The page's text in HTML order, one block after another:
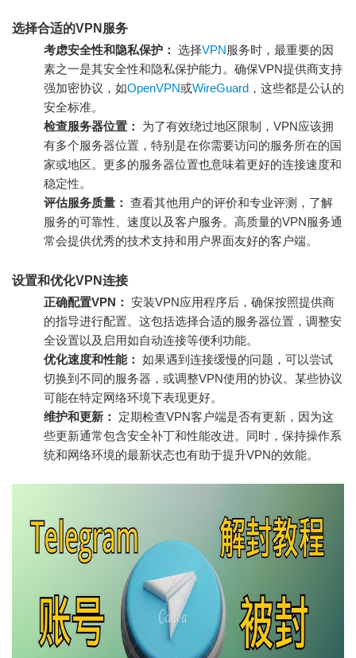
选择合适的VPN服务
考虑安全性和隐私保护： 选择VPN服务时，最重要的因
素之一是其安全性和隐私保护能力。确保VPN提供商支持
强加密协议，如OpenVPN或WireGuard ，这些都是公认的
安全标准。
检查服务器位置：
为了有效绕过地区限制，VPN应该拥
有多个服务器位置，特别是在你需要访问的服务所在的国
家或地区。更多的服务器位置也意味着更好的连接速度和
稳定性。
评估服务质量： 查看其他用户的评价和专业评测，了解
服务的可靠性、速度以及客户服务。高质量的VPN服务通
常会提供优秀的技术支持和用户界面友好的客户端。
设置和优化VPN连接
正确配置VPN： 安装VPN应用程序后，确保按照提供商
的指导进行配置。这包括选择合适的服务器位置，调整安
全设置以及启用如自动连接等便利功能。
优化速度和性能： 如果遇到连接缓慢的问题，可以尝试
切换到不同的服务器，或调整VPN使用的协议。某些协议
可能在特定网络环境下表现更好。
维护和更新：
定期检查VPN客户端是否有更新，因为这
些更新通常包含安全补丁和性能改进。同时，保持操作系
统和网络环境的最新状态也有助于提升VPN的效能。